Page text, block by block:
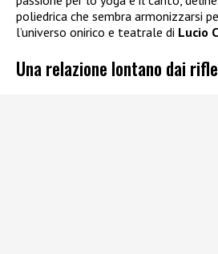
poliedrica che sembra armonizzarsi
l’universo onirico e teatrale di Lucio
Una relazione lontano dai